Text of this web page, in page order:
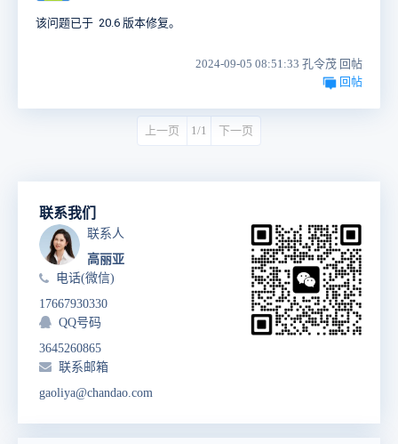
该问题已于 20.6 版本修复。
2024-09-05 08:51:33 孔令茂 回帖
回帖
上一页 1/1 下一页
联系我们
联系人
高丽亚
电话(微信)
17667930330
QQ号码
3645260865
联系邮箱
gaoliya@chandao.com